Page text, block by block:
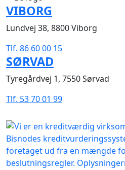
VIBORG
Lundvej 38, 8800 Viborg
Tlf. 86 60 00 15
SØRVAD
Tyregårdvej 1, 7550 Sørvad
Tlf. 53 70 01 99